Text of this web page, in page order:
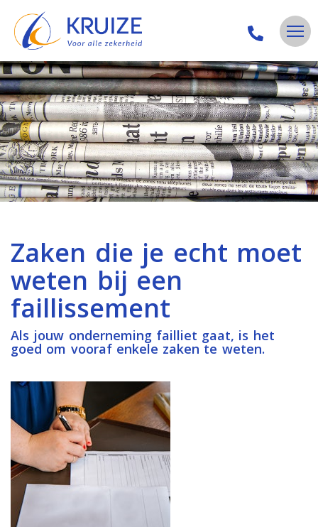
Zaken die je echt moet
weten bij een
faillissement
Als jouw onderneming failliet gaat, is het
goed om vooraf enkele zaken te weten.